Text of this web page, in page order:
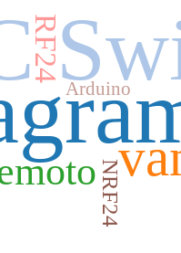
RF24
NRF24
Arduino